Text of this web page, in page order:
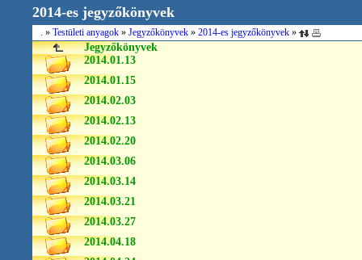
2014-es jegyzőkönyvek
. » Testületi anyagok » Jegyzőkönyvek » 2014-es jegyzőkönyvek »
Jegyzőkönyvek
2014.01.13
2014.01.15
2014.02.03
2014.02.13
2014.02.20
2014.03.06
2014.03.14
2014.03.21
2014.03.27
2014.04.18